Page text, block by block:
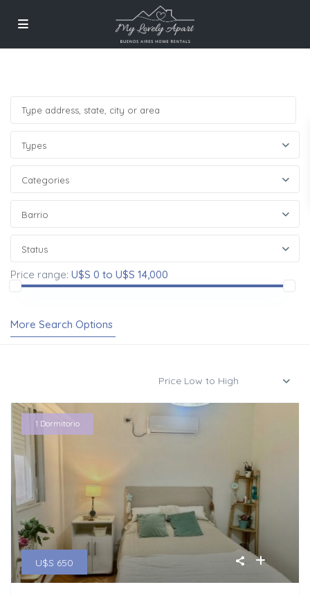
Types
Categories
Barrio
Status
Price range: U$S 0 to U$S 14,000
More Search Options
Price Low to High
U$S 650
1 Dormitorio